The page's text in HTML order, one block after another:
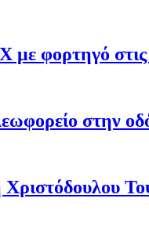
φορτηγό στις
στην
Χριστόδουλου